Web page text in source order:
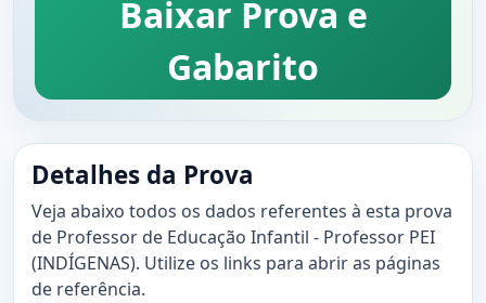
Baixar Prova e
Gabarito
Detalhes da Prova
Veja abaixo todos os dados referentes à esta prova
de Professor de Educação Infantil - Professor PEI
(INDÍGENAS). Utilize os links para abrir as páginas
de referência.